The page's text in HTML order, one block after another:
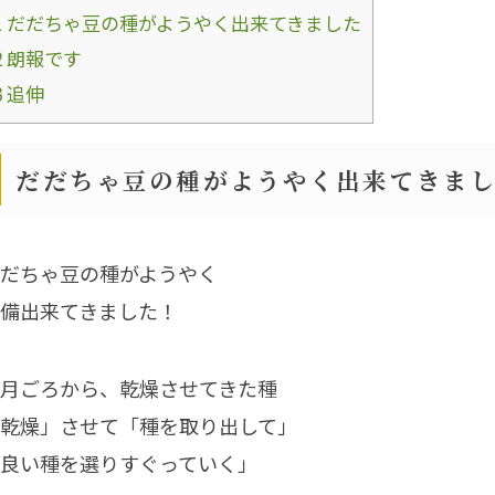
だだちゃ豆の種がようやく出来てきました
朗報です
追伸
だだちゃ豆の種がようやく出来てきま
ちゃ豆の種がようやく
出来てきました！
ごろから、乾燥させてきた種
乾燥」させて「種を取り出して」
良い種を選りすぐっていく」